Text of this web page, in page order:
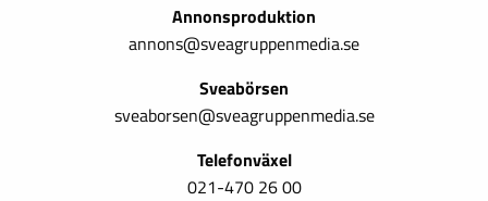
Annonsproduktion
annons@sveagruppenmedia.se
Sveabörsen
sveaborsen@sveagruppenmedia.se
Telefonväxel
021-470 26 00